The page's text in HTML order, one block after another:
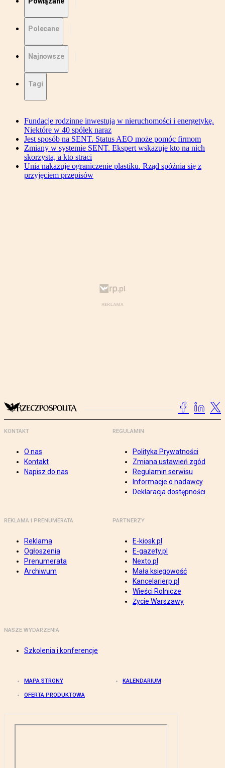
Polecane
Najnowsze
Tagi
Fundacje rodzinne inwestują w nieruchomości i energetykę.
Niektóre w 40 spółek naraz
Jest sposób na SENT. Status AEO może pomóc firmom
Zmiany w systemie SENT. Ekspert wskazuje kto na nich
skorzysta, a kto straci
Unia nakazuje ograniczenie plastiku. Rząd spóźnia się z
przyjęciem przepisów
KONTAKT
O nas
Kontakt
Napisz do nas
REGULAMIN
Polityka Prywatności
Zmiana ustawień zgód
Regulamin serwisu
Informacje o nadawcy
Deklaracja dostępności
REKLAMA I PRENUMERATA
Reklama
Ogłoszenia
Prenumerata
Archiwum
PARTNERZY
E-kiosk.pl
E-gazety.pl
Nexto.pl
Mała księgowość
Kancelarierp.pl
Wieści Rolnicze
Życie Warszawy
NASZE WYDARZENIA
Szkolenia i konferencje
MAPA STRONY KALENDARIUM
OFERTA PRODUKTOWA